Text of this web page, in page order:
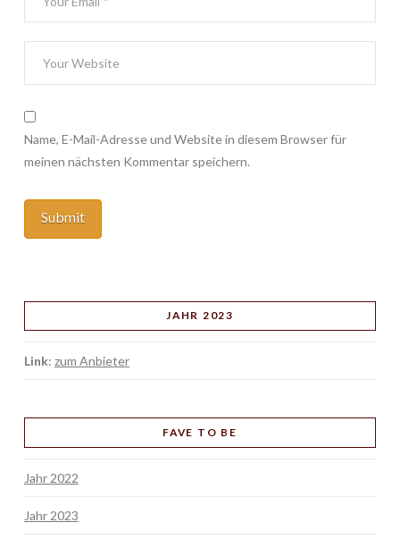
Name, E-Mail-Adresse und Website in diesem Browser für
meinen nächsten Kommentar speichern.
JAHR 2023
Link: zum Anbieter
FAVE TO BE
Jahr 2022
Jahr 2023